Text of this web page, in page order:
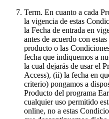
Term. En cuanto a cada
la vigencia de estas
la Fecha de entrada en
antes de acuerdo con
producto o las
fecha que indiquemos a
la cual dejarás de usar el
Access), (ii) la fecha en
criterio) pongamos a
Producto del programa
cualquier uso permitido
online, no a estas